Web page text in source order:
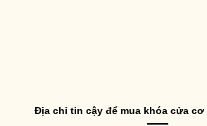
Địa chỉ tin cậy để mua khóa cửa